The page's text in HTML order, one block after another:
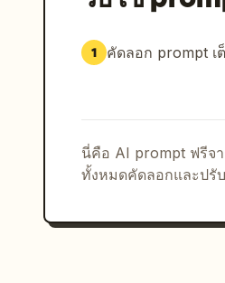
1 คัดลอก prompt เ
นี่คือ AI prompt ฟรีจ
ทั้งหมดคัดลอกและปรั